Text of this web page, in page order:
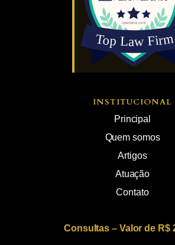
INSTITUCIONAL
Principal
Quem somos
Artigos
Atuação
Contato
Consultas – Valor de R$